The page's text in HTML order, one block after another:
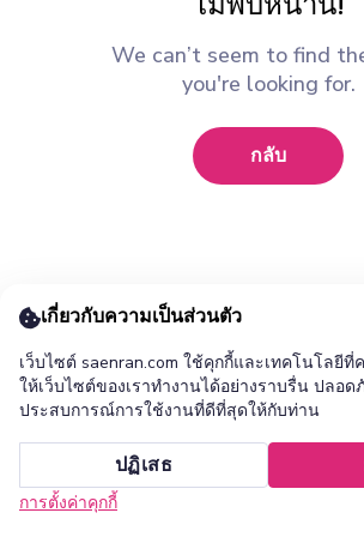
We can’t seem to find
you're looking for.
กลับ
หน้าแรก
เกี่ยวกับความเป็นส่วนตัว
เว็บไซต์ saenran.com ใช้คุกกี้และเทคโนโลยีที่
ให้เว็บไซต์ของเราทำงานได้อย่างราบรื่น ปลอ
ประสบการณ์การใช้งานที่ดีที่สุดให้กับท่าน
ปฏิเสธ
การตั้งค่าคุกกี้